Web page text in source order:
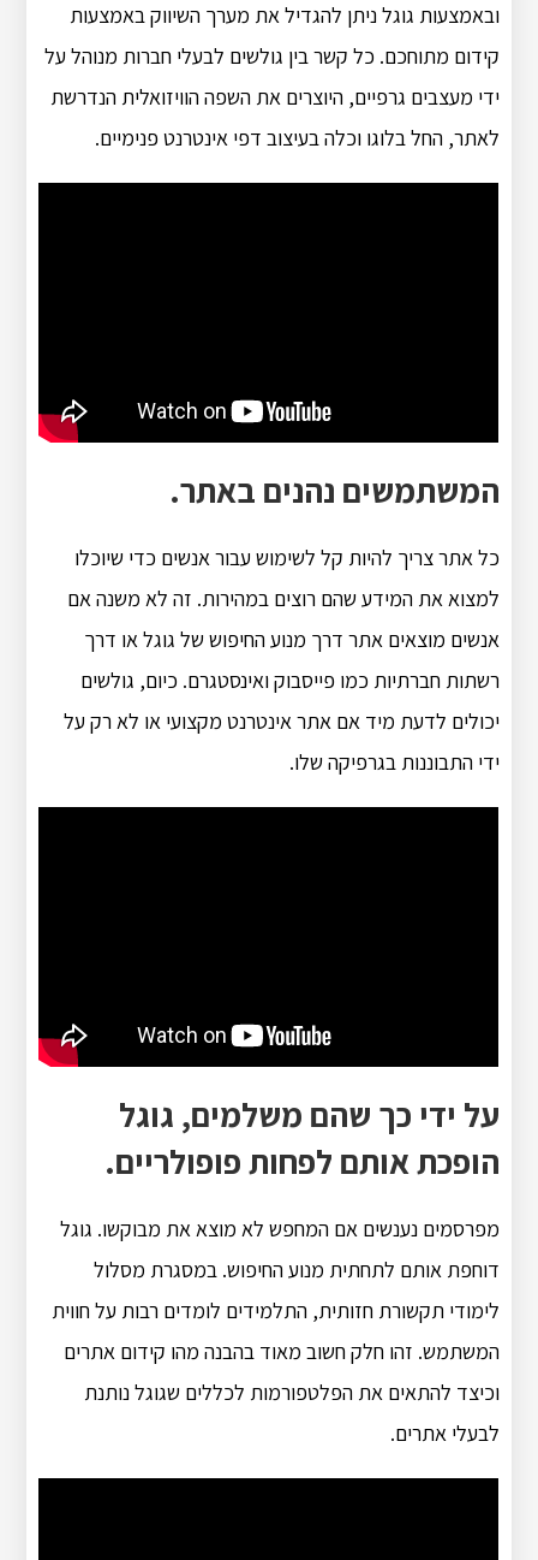
ובאמצעות גוגל ניתן להגדיל את מערך השיווק באמצעות
קידום מתוחכם. כל קשר בין גולשים לבעלי חברות מנוהל על
ידי מעצבים גרפיים, היוצרים את השפה הוויזואלית הנדרשת
לאתר, החל בלוגו וכלה בעיצוב דפי אינטרנט פנימיים.
המשתמשים נהנים באתר.
כל אתר צריך להיות קל לשימוש עבור אנשים כדי שיוכלו
למצוא את המידע שהם רוצים במהירות. זה לא משנה אם
אנשים מוצאים אתר דרך מנוע החיפוש של גוגל או דרך
רשתות חברתיות כמו פייסבוק ואינסטגרם. כיום, גולשים
יכולים לדעת מיד אם אתר אינטרנט מקצועי או לא רק על
ידי התבוננות בגרפיקה שלו.
על ידי כך שהם משלמים, גוגל
הופכת אותם לפחות פופולריים.
מפרסמים נענשים אם המחפש לא מוצא את מבוקשו. גוגל
דוחפת אותם לתחתית מנוע החיפוש. במסגרת מסלול
לימודי תקשורת חזותית, התלמידים לומדים רבות על חווית
המשתמש. זהו חלק חשוב מאוד בהבנה מהו קידום אתרים
וכיצד להתאים את הפלטפורמות לכללים שגוגל נותנת
לבעלי אתרים.